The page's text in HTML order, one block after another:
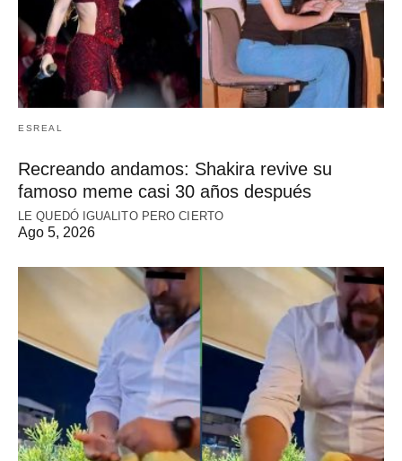
ESREAL
Recreando andamos: Shakira revive su
famoso meme casi 30 años después
LE QUEDÓ IGUALITO PERO CIERTO
Ago 5, 2026